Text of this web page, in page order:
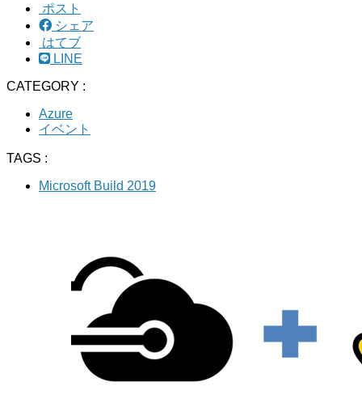
ポスト
シェア
はてブ
LINE
CATEGORY :
Azure
イベント
TAGS :
Microsoft Build 2019